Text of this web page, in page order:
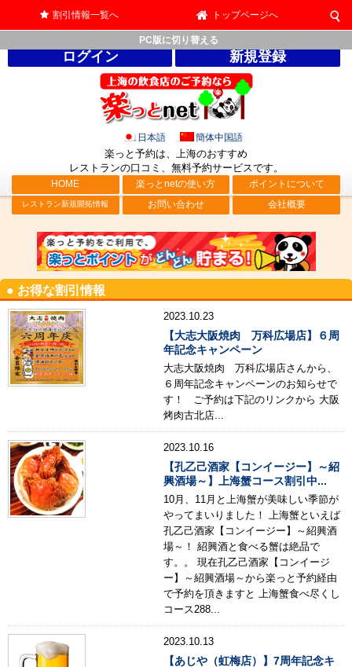
割引情報一覧へ トップページへ
PC版に切り替える
ログイン 新規登録
日本語 簡体中国語
楽っと予約は、上海のおすすめ
レストランの口コミ、無料予約サービスです。
HOME 楽っとnetの使い方 ポイントについて
レストラン新規開拓情報 お問い合わせ 会社概要
● お得な割引情報
2023.10.23
【大志大阪焼肉 万科広場店】６周
年記念キャンペーン
大志大阪焼肉 万科広場店さんから、
６周年記念キャンペーンのお知らせで
す！ ご予約は下記のリンクから 大阪
烤肉古北店...
2023.10.16
【孔乙己酒家【コンイージー】～紹
興酒場～】上海蟹コース割引中...
10月、11月と上海蟹が美味しい季節が
やってまいりました！ 上海蟹といえば
孔乙己酒家【コンイージー】～紹興酒
場～！ 紹興酒と食べる蟹は絶品で
す。。 現在孔乙己酒家【コンイージ
ー】～紹興酒場～から楽っと予約経由
で予約を頂きますと 上海蟹食べ尽くし
コース288...
2023.10.13
【あじや（虹梅店）】7周年記念キ